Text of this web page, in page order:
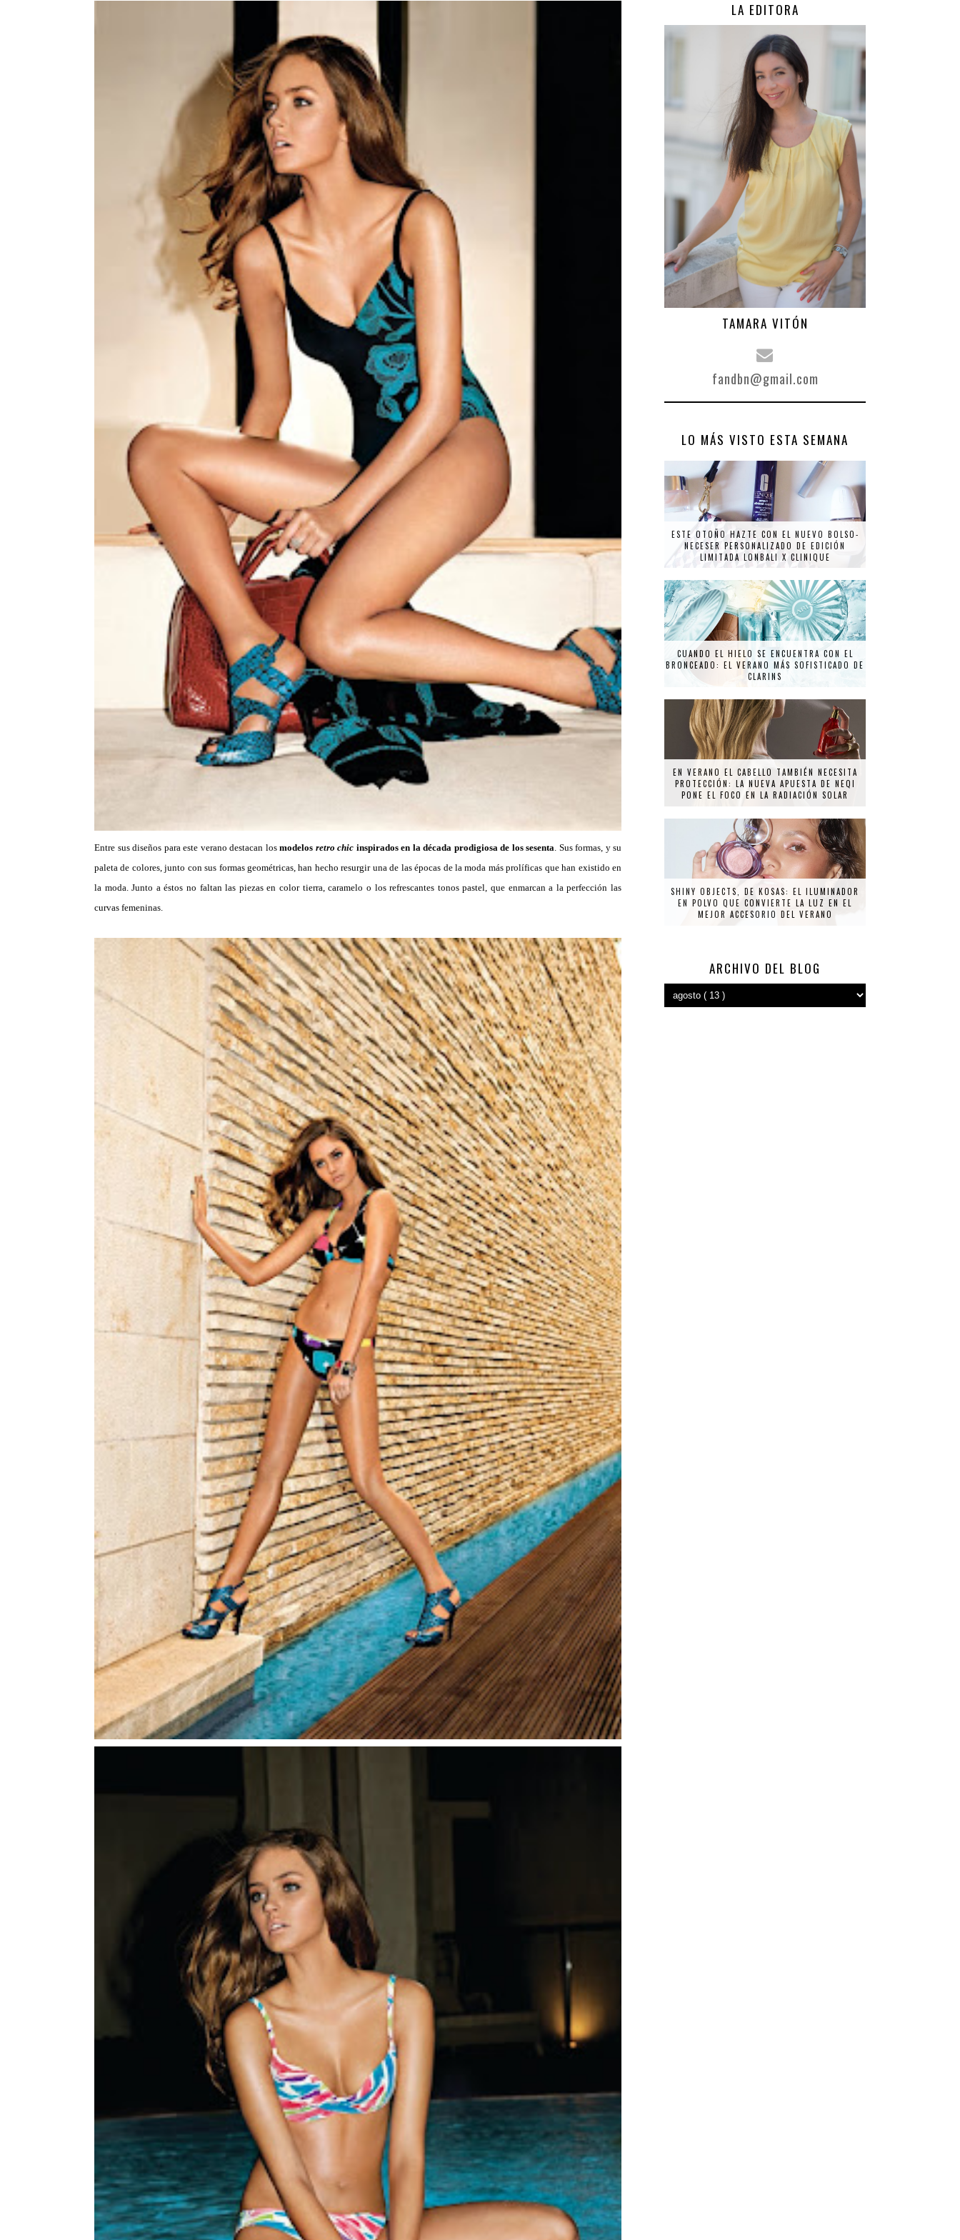
Entre sus diseños para este verano destacan los modelos retro chic inspirados en la década prodigiosa de los sesenta . Sus formas, y su
paleta de colores, junto con sus formas geométricas, han hecho resurgir una de las épocas de la moda más prolíficas que han existido en
la moda. Junto a éstos no faltan las piezas en color tierra, caramelo o los refrescantes tonos pastel, que enmarcan a la perfección las
curvas femeninas.
LA EDITORA
TAMARA VITÓN
fandbn@gmail.com
LO MÁS VISTO ESTA SEMANA
ESTE OTOÑO HAZTE CON EL NUEVO BOLSO-
NECESER PERSONALIZADO DE EDICIÓN
LIMITADA LONBALI X CLINIQUE
CUANDO EL HIELO SE ENCUENTRA CON EL
BRONCEADO: EL VERANO MÁS SOFISTICADO DE
CLARINS
EN VERANO EL CABELLO TAMBIÉN NECESITA
PROTECCIÓN: LA NUEVA APUESTA DE NEQI
PONE EL FOCO EN LA RADIACIÓN SOLAR
SHINY OBJECTS, DE KOSAS: EL ILUMINADOR
EN POLVO QUE CONVIERTE LA LUZ EN EL
MEJOR ACCESORIO DEL VERANO
ARCHIVO DEL BLOG